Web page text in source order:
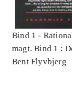
Bind 1 -
magt. Bind 1 :
konkretes
Bent Flyvbjerg